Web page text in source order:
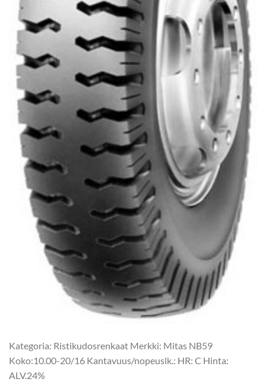
Kategoria: Ristikudosrenkaat Merkki: Mitas NB59
Koko:10.00-20/16 Kantavuus/nopeuslk.: HR: C Hinta:
ALV.24%